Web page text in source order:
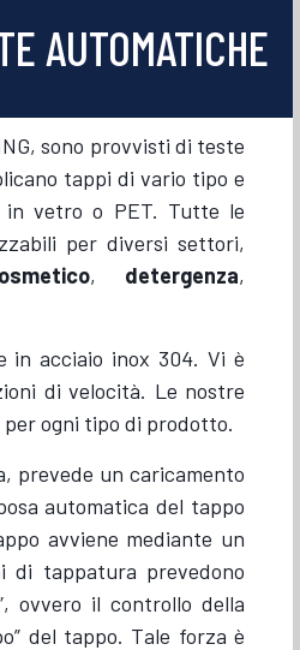
AUTOMATICHE
sono provvisti di teste
tappi di vario tipo e
in vetro o PET. Tutte le
per diversi settori,
, detergenza,
in acciaio inox 304. Vi è
di velocità. Le nostre
ogni tipo di prodotto.
prevede un caricamento
automatica del tappo
avviene mediante un
di tappatura prevedono
ovvero il controllo della
del tappo. Tale forza è